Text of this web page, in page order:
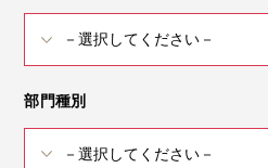
部門種別